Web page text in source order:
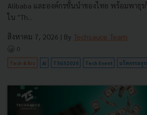
Alibaba และองค์กรชั้นนำของไทย พร้อมพาธุ
ใน "Th...
สิงหาคม 7, 2026 | By Techsauce Team
0
Tech & Biz AI TSGS2026 Tech Event นวัตกรรมธุร